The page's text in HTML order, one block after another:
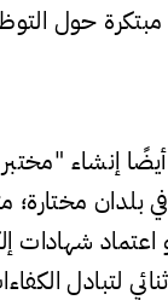
حول
إنشاء
بلدان
شهادات
لتبادل